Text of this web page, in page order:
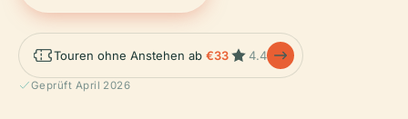
Touren ohne Anstehen ab €33 4.4
Geprüft April 2026